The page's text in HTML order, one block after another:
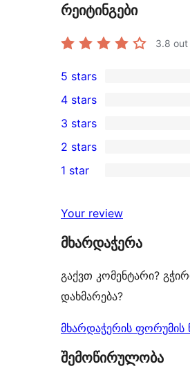
რეიტინგები
3.8 out
3
5-
star
reviews
5 stars
4-
star
review
4 stars
1
3-
star
3 stars
2-
reviews
2 stars
star
review
1 star
Your review
მხარდაჭერა
გაქვთ კომენტარი?
დახმარება?
მხარდაჭერის ფორუმის
შემოწირულობა